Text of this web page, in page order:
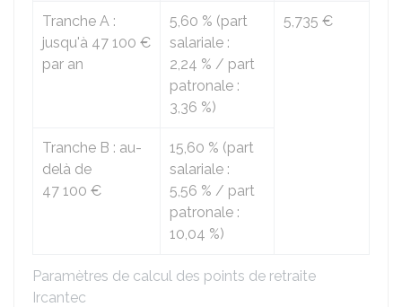
Paramètres de calcul des points de retraite
Ircantec
Tranche A :
jusqu'à 47 100 €
par an
5,60 % (part
salariale :
2,24 % / part
patronale :
3,36 %)
5,735 €
Tranche B : au-
delà de
47 100 €
15,60 % (part
salariale :
5,56 % / part
patronale :
10,04 %)